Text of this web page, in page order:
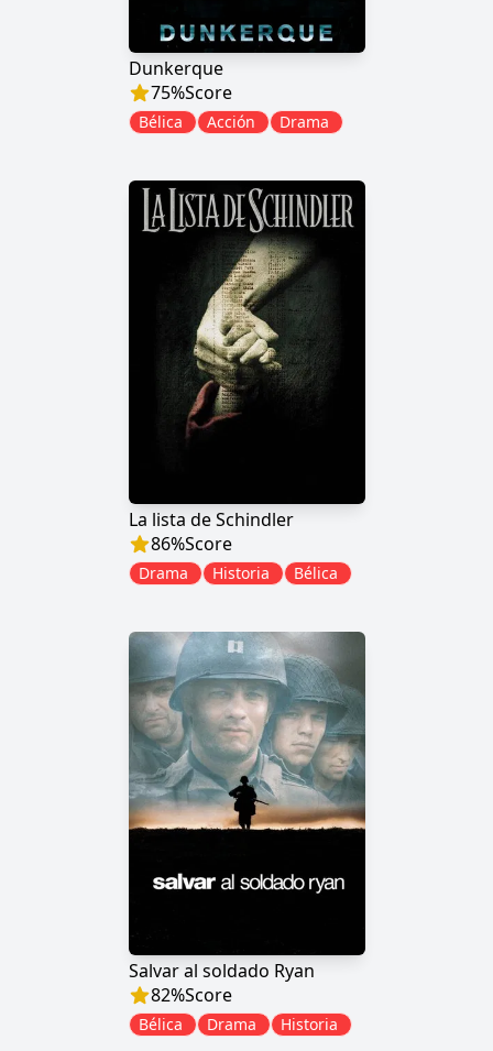
Dunkerque
75%Score
Bélica Acción Drama
La lista de Schindler
86%Score
Drama Historia Bélica
Salvar al soldado Ryan
82%Score
Bélica Drama Historia